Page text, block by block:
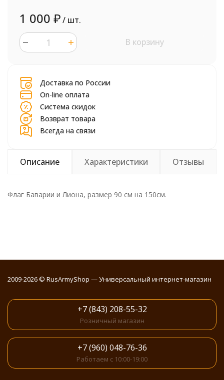
1 000 ₽/ шт.
В корзину
Доставка по России
On-line оплата
Система скидок
Возврат товара
Всегда на связи
Описание Характеристики Отзывы
Флаг Баварии и Лиона, размер 90 см на 150см.
2009-2026 © RusArmyShop — Универсальный интернет-магазин
+7 (843) 208-55-32
Розничный магазин
+7 (960) 048-76-36
Работаем с 10:00-19:00